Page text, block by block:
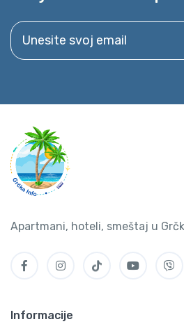
Unesite svoj email
Apartmani, hoteli, smeštaj u
Informacije